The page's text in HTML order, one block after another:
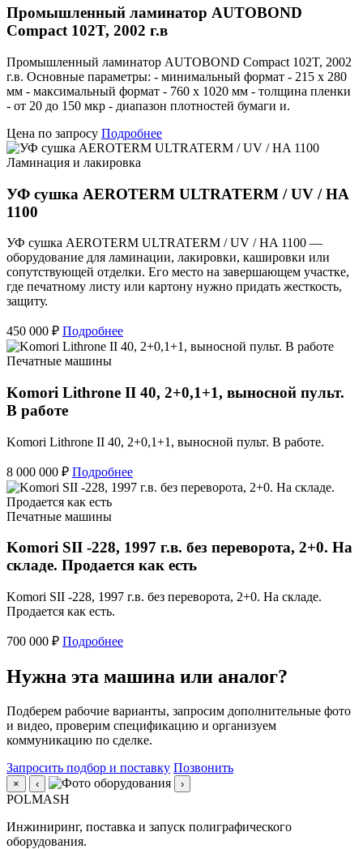
Промышленный ламинатор AUTOBOND
Compact 102T, 2002 г.в
Промышленный ламинатор AUTOBOND Compact 102T, 2002
г.в. Основные параметры: - минимальный формат - 215 х 280
мм - максимальный формат - 760 х 1020 мм - толщина пленки
- от 20 до 150 мкр - диапазон плотностей бумаги и.
Цена по запросу Подробнее
Ламинация и лакировка
УФ сушка AEROTERM ULTRATERM / UV / HA
1100
УФ сушка AEROTERM ULTRATERM / UV / HA 1100 —
оборудование для ламинации, лакировки, кашировки или
сопутствующей отделки. Его место на завершающем участке,
где печатному листу или картону нужно придать жесткость,
защиту.
450 000 ₽ Подробнее
Печатные машины
Komori Lithrone II 40, 2+0,1+1, выносной пульт.
В работе
Komori Lithrone II 40, 2+0,1+1, выносной пульт. В работе.
8 000 000 ₽ Подробнее
Печатные машины
Komori SII -228, 1997 г.в. без переворота, 2+0. На
складе. Продается как есть
Komori SII -228, 1997 г.в. без переворота, 2+0. На складе.
Продается как есть.
700 000 ₽ Подробнее
Нужна эта машина или аналог?
Подберем рабочие варианты, запросим дополнительные фото
и видео, проверим спецификацию и организуем
коммуникацию по сделке.
Запросить подбор и поставку Позвонить
× ‹ ›
POLMASH
Инжиниринг, поставка и запуск полиграфического
оборудования.